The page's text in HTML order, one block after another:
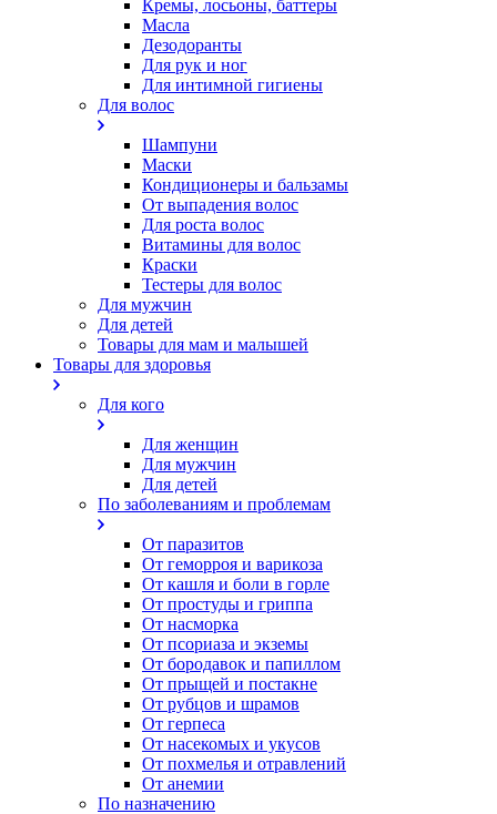
Кремы, лосьоны, баттеры
Масла
Дезодоранты
Для рук и ног
Для интимной гигиены
Для волос
Шампуни
Маски
Кондиционеры и бальзамы
От выпадения волос
Для роста волос
Витамины для волос
Краски
Тестеры для волос
Для мужчин
Для детей
Товары для мам и малышей
Товары для здоровья
Для кого
Для женщин
Для мужчин
Для детей
По заболеваниям и проблемам
От паразитов
Oт геморроя и варикоза
От кашля и боли в горле
От простуды и гриппа
От насморка
Oт псориаза и экземы
От бородавок и папиллом
От прыщей и постакне
От рубцов и шрамов
От герпеса
От насекомых и укусов
От похмелья и отравлений
От анемии
По назначению